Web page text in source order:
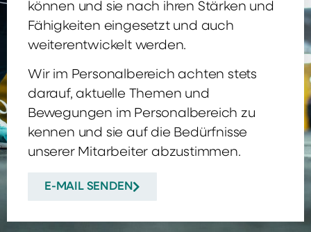
können und sie nach ihren Stärken und
Fähigkeiten eingesetzt und auch
weiterentwickelt werden.
Wir im Personalbereich achten stets
darauf, aktuelle Themen und
Bewegungen im Personalbereich zu
kennen und sie auf die Bedürfnisse
unserer Mitarbeiter abzustimmen.
E-MAIL SENDEN